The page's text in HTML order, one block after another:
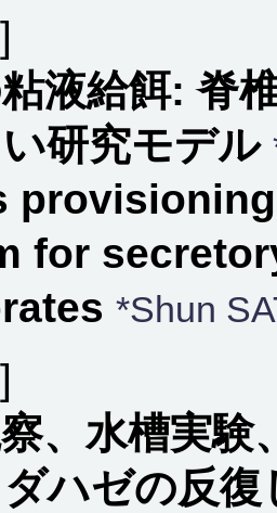
]
液給餌: 脊
研究モデル
for
*Shun
]
、水槽実験
ハゼの反復